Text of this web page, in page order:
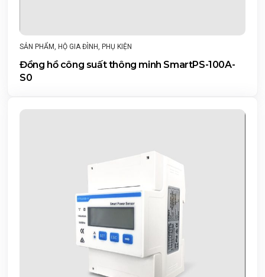
SẢN PHẨM, HỘ GIA ĐÌNH, PHỤ KIỆN
Đồng hồ công suất thông minh SmartPS-100A-
S0